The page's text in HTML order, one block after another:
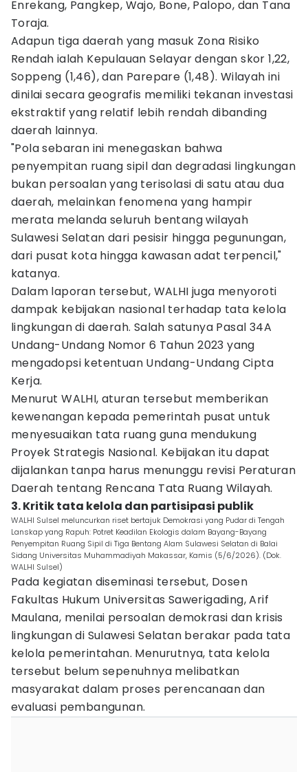
Enrekang, Pangkep, Wajo, Bone, Palopo, dan Tana
Toraja.
Adapun tiga daerah yang masuk Zona Risiko
Rendah ialah Kepulauan Selayar dengan skor 1,22,
Soppeng (1,46), dan Parepare (1,48). Wilayah ini
dinilai secara geografis memiliki tekanan investasi
ekstraktif yang relatif lebih rendah dibanding
daerah lainnya.
"Pola sebaran ini menegaskan bahwa
penyempitan ruang sipil dan degradasi lingkungan
bukan persoalan yang terisolasi di satu atau dua
daerah, melainkan fenomena yang hampir
merata melanda seluruh bentang wilayah
Sulawesi Selatan dari pesisir hingga pegunungan,
dari pusat kota hingga kawasan adat terpencil,"
katanya.
Dalam laporan tersebut, WALHI juga menyoroti
dampak kebijakan nasional terhadap tata kelola
lingkungan di daerah. Salah satunya Pasal 34A
Undang-Undang Nomor 6 Tahun 2023 yang
mengadopsi ketentuan Undang-Undang Cipta
Kerja.
Menurut WALHI, aturan tersebut memberikan
kewenangan kepada pemerintah pusat untuk
menyesuaikan tata ruang guna mendukung
Proyek Strategis Nasional. Kebijakan itu dapat
dijalankan tanpa harus menunggu revisi Peraturan
Daerah tentang Rencana Tata Ruang Wilayah.
3. Kritik tata kelola dan partisipasi publik
WALHI Sulsel meluncurkan riset bertajuk Demokrasi yang Pudar di Tengah
Lanskap yang Rapuh: Potret Keadilan Ekologis dalam Bayang-Bayang
Penyempitan Ruang Sipil di Tiga Bentang Alam Sulawesi Selatan di Balai
Sidang Universitas Muhammadiyah Makassar, Kamis (5/6/2026). (Dok.
WALHI Sulsel)
Pada kegiatan diseminasi tersebut, Dosen
Fakultas Hukum Universitas Sawerigading, Arif
Maulana, menilai persoalan demokrasi dan krisis
lingkungan di Sulawesi Selatan berakar pada tata
kelola pemerintahan. Menurutnya, tata kelola
tersebut belum sepenuhnya melibatkan
masyarakat dalam proses perencanaan dan
evaluasi pembangunan.